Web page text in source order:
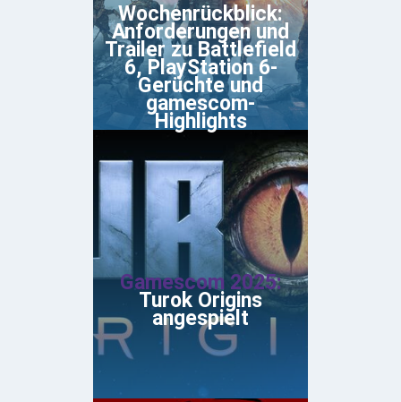
Wochenrückblick:
Anforderungen und
Trailer zu Battlefield
6, PlayStation 6-
Gerüchte und
gamescom-
Highlights
Gamescom 2025:
Turok Origins
angespielt